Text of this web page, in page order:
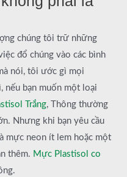
chúng tôi trữ những
đổ chúng vào các bình
nói, tôi ước gì mọi
nếu bạn muốn một loại
Trắng, Thông thường
Nhưng khi bạn yêu cầu
mực neon ít lem hoặc một
thêm. Mực Plastisol co